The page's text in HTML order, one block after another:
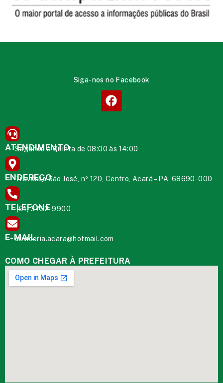
Siga-nos no Facebook
ATENDIMENTO
Segunda à Quinta de 08:00 às 14:00
ENDEREÇO
Travessa São José, nº 120, Centro, Acará – PA, 68690-000
TELEFONE
(91) 3732-9900
E-MAIL
ouvidoria.acara@hotmail.com
COMO CHEGAR À PREFEITURA